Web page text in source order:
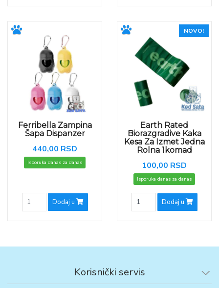
Ferribella Zampina
Šapa Dispanzer
440,00 RSD
Isporuka danas za danas
Dodaj u
NOVO!
Earth Rated
Biorazgradive Kaka
Kesa Za Izmet Jedna
Rolna 1komad
100,00 RSD
Isporuka danas za danas
Dodaj u
Korisnički servis